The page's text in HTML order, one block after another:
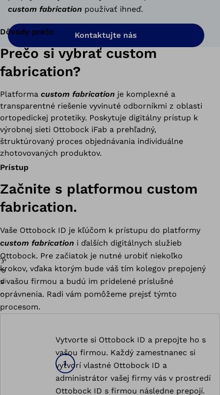
custom fabrication používať ihneď.
Kontaktujte nás
Dôvody prečo
Prečo si vybrať custom
fabrication?
Platforma custom fabrication je komplexné a
transparentné riešenie vyvinuté odborníkmi z oblasti
ortopedickej protetiky. Poskytuje digitálny prístup k
výrobnej sieti Ottobock iFab a prehľadný,
štruktúrovaný proces objednávania individuálne
zhotovovaných produktov.
Prístup
Začnite s platformou custom
fabrication.
Vaše Ottobock ID je kľúčom k prístupu do platformy
custom fabrication i ďalších digitálnych služieb
Ottobock. Pre začiatok je nutné urobiť niekoľko
krokov, vďaka ktorým bude váš tím kolegov prepojený
s vašou firmou a budú im pridelené príslušné
oprávnenia. Radi vám pomôžeme prejsť týmto
procesom.
Vytvorte si Ottobock ID a prepojte ho s
vašou firmou. Každý zamestnanec si
vytvorí vlastné Ottobock ID a
administrátor vašej firmy vás v prostredí
Ottobock ID s firmou následne prepojí.